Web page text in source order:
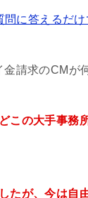
問に答えるだ
請求のCMが
この大手事務
たが、今は自